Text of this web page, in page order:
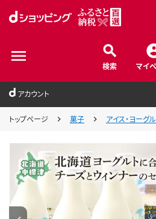
検索 マイ
アカウント
トップページ 菓子 アイス・ヨーグ